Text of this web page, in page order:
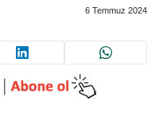
6 Temmuz 2024